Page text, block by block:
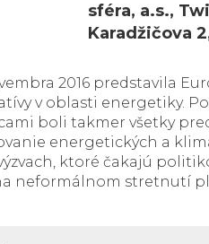
sféra, a.s.,
Karadžičova
2016 predstavila
v oblasti energetiky.
boli takmer všetky
energetických a
ktoré čakajú
neformálnom stretnutí